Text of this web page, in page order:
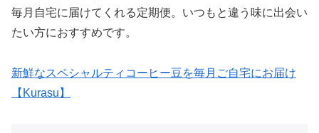
毎月自宅に届けてくれる定期便。いつもと違う味に出会い
たい方におすすめです。
新鮮なスペシャルティコーヒー豆を毎月ご自宅にお届け
【Kurasu】